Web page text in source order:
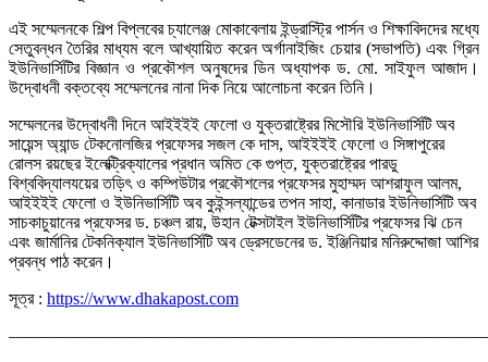
এই সম্মেলনকে শিল্প বিপ্লবের চ্যালেঞ্জ মোকাবেলায় ইন্ড্রাস্ট্রি পার্সন ও শিক্ষাবিদদের মধ্যে
সেতুবন্ধন তৈরির মাধ্যম বলে আখ্যায়িত করেন অর্গানাইজিং চেয়ার (সভাপতি) এবং গ্রিন
ইউনিভার্সিটির বিজ্ঞান ও প্রকৌশল অনুষদের ডিন অধ্যাপক ড. মো. সাইফুল আজাদ।
উদ্বোধনী বক্তব্যে সম্মেলনের নানা দিক নিয়ে আলোচনা করেন তিনি।
সম্মেলনের উদ্বোধনী দিনে আইইইই ফেলো ও যুক্তরাষ্ট্রের মিসৌরি ইউনিভার্সিটি অব
সায়েন্স অ্যান্ড টেকনোলজির প্রফেসর সজল কে দাস, আইইইই ফেলো ও সিঙ্গাপুরের
রোলস রয়ছের ইলেক্ট্রিক্যালের প্রধান অমিত কে গুপ্ত, যুক্তরাষ্ট্রের পারডু
বিশ্ববিদ্যালযয়ের তড়িৎ ও কম্পিউটার প্রকৌশলের প্রফেসর মুহাম্মদ আশরাফুল আলম,
আইইইই ফেলো ও ইউনিভার্সিটি অব কুইন্সল্যান্ডের তপন সাহা, কানাডার ইউনিভার্সিটি অব
সাচকাচুয়ানের প্রফেসর ড. চঞ্চল রায়, উহান টেক্সটাইল ইউনিভার্সিটির প্রফেসর ঝি চেন
এবং জার্মানির টেকনিক্যাল ইউনিভার্সিটি অব ড্রেসডেনের ড. ইঞ্জিনিয়ার মনিরুদ্দোজা আশির
প্রবন্ধ পাঠ করেন।
সূত্র : https://www.dhakapost.com